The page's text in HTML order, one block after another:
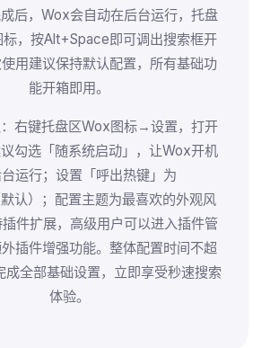
后，Wox会自动在后台运行，托盘
，按Alt+Space即可调出搜索框开
用建议保持默认配置，所有基础功
能开箱即用。
右键托盘区Wox图标→设置，打开
勾选「随系统启动」，让Wox开机
运行；设置「呼出热键」为
认）；配置主题为最喜欢的外观风
件扩展，高级用户可以进入插件管
插件增强功能。整体配置时间不超
成全部基础设置，立即享受秒速搜索
体验。